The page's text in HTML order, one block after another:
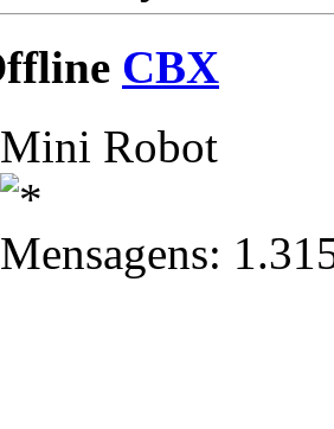
CBX
Mini Robot
Mensagens: